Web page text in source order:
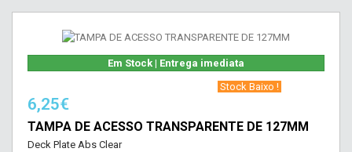
Em Stock | Entrega imediata
‎ Stock Baixo !‎ ‎
6,25€
TAMPA DE ACESSO TRANSPARENTE DE 127MM
Deck Plate Abs Clear